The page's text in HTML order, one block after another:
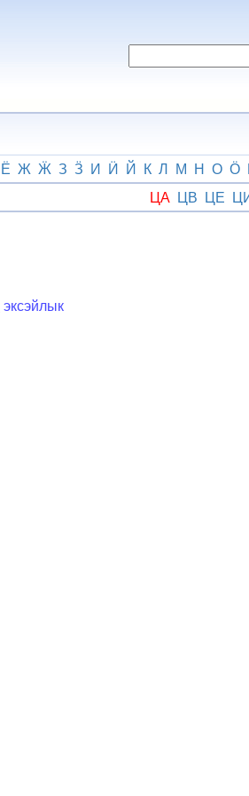
Ё Ж Ӝ З Ӟ И Ӥ Й К Л М Н О Ӧ
ЦА ЦВ ЦЕ
эксэйлык